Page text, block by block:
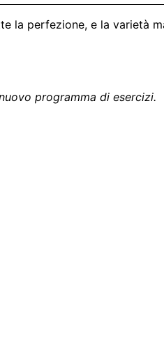
la perfezione, e la varietà
programma di esercizi.